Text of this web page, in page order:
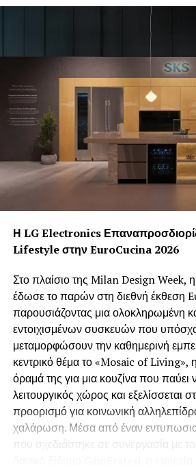
συμμόρφωση της παραγωγικής
Η LG Electronics
Lifestyle στην EuroCucina 2026
Στο πλαίσιο της Milan Design Week,
έδωσε το παρών στη διεθνή έκθεση
παρουσιάζοντας μια ολοκληρωμένη
εντοιχισμένων συσκευών που
μεταμορφώσουν την καθημερινή
κεντρικό θέμα το «Mosaic of Living»,
όραμά της για μια κουζίνα που παύει
λειτουργικός χώρος και εξελίσσεται
προορισμό για κοινωνική
χαλάρωση. Μέσα από έναν
που σχεδιάστηκε σε συνεργασία με το